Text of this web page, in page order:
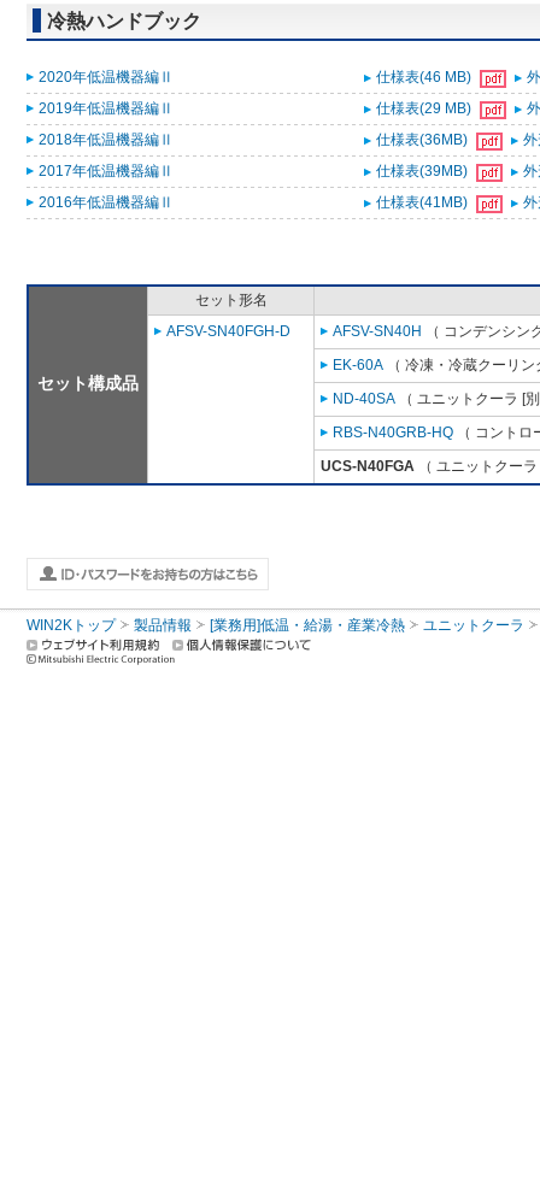
冷熱ハンドブック
2020年低温機器編Ⅱ 仕様表(46 MB)
2019年低温機器編Ⅱ
仕様表(29 MB)
2018年低温機器編Ⅱ
仕様表(36MB)
2017年低温機器編Ⅱ
仕様表(39MB)
2016年低温機器編Ⅱ
仕様表(41MB)
セット構成品
セット形名
AFSV-SN40FGH-D
AFSV-SN40H
（ コンデンシン
EK-60A （ 冷凍・冷蔵クーリ
ND-40SA （ ユニットクーラ [
RBS-N40GRB-HQ （ コント
UCS-N40FGA （ ユニットクー
WIN2Kトップ 製品情報 [業務用]低温・給湯・産業冷熱 ユニットクーラ